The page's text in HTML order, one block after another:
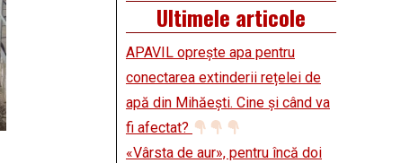
Ultimele articole
APAVIL oprește apa pentru
conectarea extinderii rețelei de
apă din Mihăești. Cine și când va
fi afectat?
«Vârsta de aur», pentru încă doi